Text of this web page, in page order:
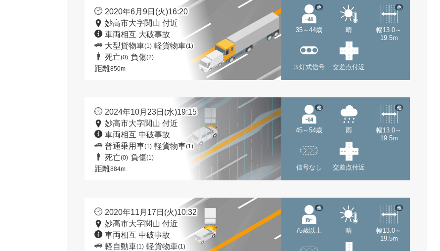
2020年6月9日(火)16:20
妙高市大字関山 付近
車両相互 大破事故
大型貨物車(1) 軽貨物車(1)
死亡(0) 負傷(2)
距離850m
35～44歳
他
晴
幅13.0～
19.5m
他
３灯式信号 交差点付近
2024年10月23日(水)19:15
妙高市大字関山 付近
車両相互 中破事故
普通乗用車(1) 軽貨物車(1)
死亡(0) 負傷(1)
距離884m
45～54歳
他
雨
幅13.0～
19.5m
他
信号なし 交差点付近
2020年11月17日(火)10:32
妙高市大字関山 付近
車両相互 中破事故
軽自動車(1) 軽貨物車(1)
75歳以上
他
晴
幅13.0～
19.5m
他